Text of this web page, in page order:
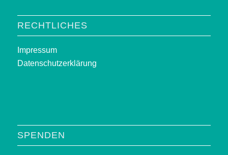
RECHTLICHES
Impressum
Datenschutzerklärung
SPENDEN